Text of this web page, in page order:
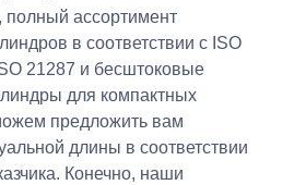
полный ассортимент
в соответствии с ISO
21287 и бесштоковые
для компактных
предложить вам
длины в соответствии
Конечно, наши